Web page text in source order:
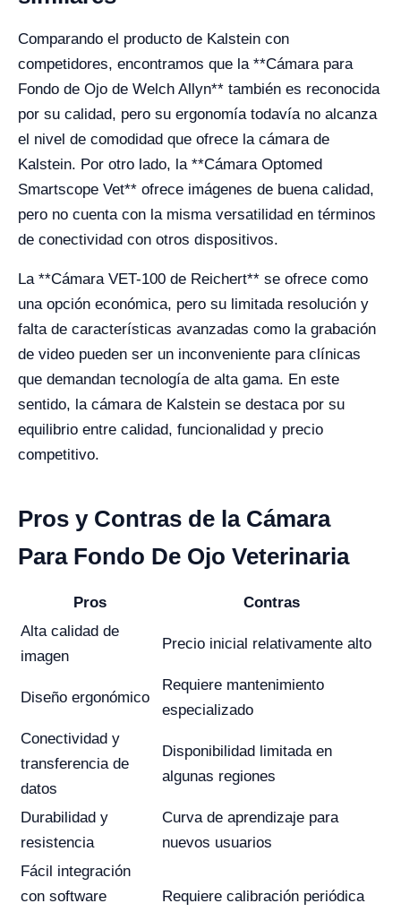
Comparando el producto de Kalstein con
competidores, encontramos que la **Cámara para
Fondo de Ojo de Welch Allyn** también es reconocida
por su calidad, pero su ergonomía todavía no alcanza
el nivel de comodidad que ofrece la cámara de
Kalstein. Por otro lado, la **Cámara Optomed
Smartscope Vet** ofrece imágenes de buena calidad,
pero no cuenta con la misma versatilidad en términos
de conectividad con otros dispositivos.
La **Cámara VET-100 de Reichert** se ofrece como
una opción económica, pero su limitada resolución y
falta de características avanzadas como la grabación
de video pueden ser un inconveniente para clínicas
que demandan tecnología de alta gama. En este
sentido, la cámara de Kalstein se destaca por su
equilibrio entre calidad, funcionalidad y precio
competitivo.
Pros y Contras de la Cámara
Para Fondo De Ojo Veterinaria
Pros
Contras
Alta calidad de
imagen
Precio inicial relativamente alto
Diseño ergonómico
Requiere mantenimiento
especializado
Conectividad y
transferencia de
datos
Disponibilidad limitada en
algunas regiones
Durabilidad y
resistencia
Curva de aprendizaje para
nuevos usuarios
Fácil integración
con software
Requiere calibración periódica